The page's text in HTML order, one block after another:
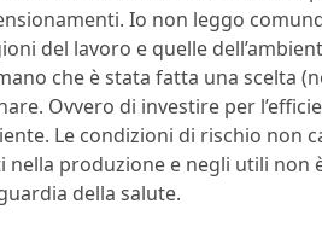
Io non leggo
del lavoro e quelle
che è stata fatta una scelta
Ovvero di investire per
Le condizioni di rischio non
nella produzione e negli utili non
della salute.